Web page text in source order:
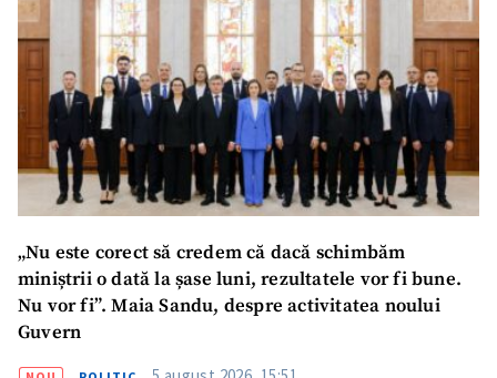
SUSȚINE
„Nu este corect să credem că dacă schimbăm
miniștrii o dată la șase luni, rezultatele vor fi bune.
Nu vor fi”. Maia Sandu, despre activitatea noului
Guvern